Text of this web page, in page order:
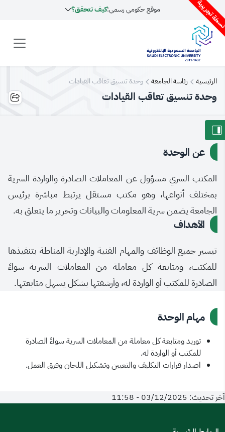
تجريبية موقع حكومي رسمي:كيف تتحقق؟
الرئيسية رئاسة الجامعة وحدة تنسيق تعاقب القيادات
وحدة تنسيق تعاقب القيادات
عن الوحدة
المكتب السري مسؤول عن المعاملات الصادرة والواردة السرية
بمختلف أنواعها، وهو مكتب مستقل يرتبط مباشرة برئيس
الجامعة يضمن سرية المعلومات والبيانات وتحرير ما يتعلق به.
الأهداف
تيسير جميع الوظائف والمهام الفنية والإدارية المناطة بتنفيذها
للمكتب، ومتابعة كل معاملة من المعاملات السرية سواءً
الصادرة للمكتب أو الواردة له، وأرشفتها بشكل يسهل متابعتها.
مهام الوحدة
توريد ومتابعة كل معاملة من المعاملات السرية سواءً الصادرة
للمكتب أو الواردة له.
اصدار قرارات التكليف والتعيين وتشكيل اللجان وفرق العمل.
آخر تحديث: 03/12/2025 - 11:58